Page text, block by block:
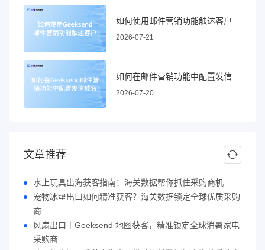
如何使用邮件营销功能触达客户
2026-07-21
2026-07-20
文章推荐
水上玩具出海获客指南：海关数据帮你抓住采购商机
宠物冰垫出口如何精准获客？海关数据锁定全球优质采购
商
风扇出口｜Geeksend 地图获客，精准锁定全球消暑家电
采购商